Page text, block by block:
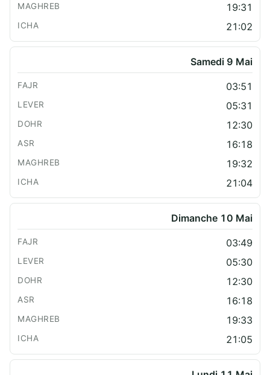
19:31
21:02
Samedi 9 Mai
03:51
05:31
12:30
16:18
19:32
21:04
Dimanche 10 Mai
03:49
05:30
12:30
16:18
19:33
21:05